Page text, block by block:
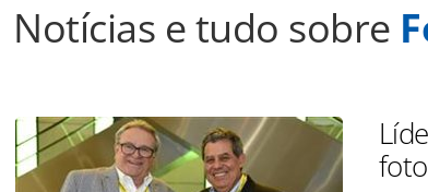
Notícias e tudo sobre